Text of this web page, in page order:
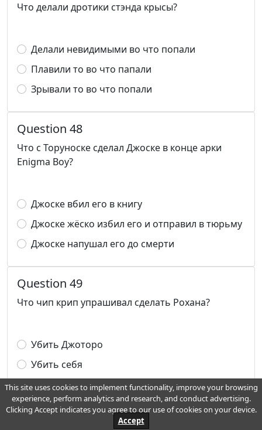
Что делали дротики стэнда крысы?
Делали невидимыми во что попали
Плавили то во что папали
Зрывали то во что попали
Question 48
Что с Торуноске сделал Джоске в конце арки
Enigma Boy?
Джоске вбил его в книгу
Джоске жёско избил его и отправил в тюрьму
Джоске напушал его до смерти
Question 49
Что чип крип упрашивал сделать Рохана?
Убить Джоторо
Убить себя
Сжечь фотографии
This site uses cookies to implement functionality, improve your browsing
experience, perform analytics and research, and conduct advertising.
Clicking Accept indicates you agree to our use of cookies on your device.
Accept